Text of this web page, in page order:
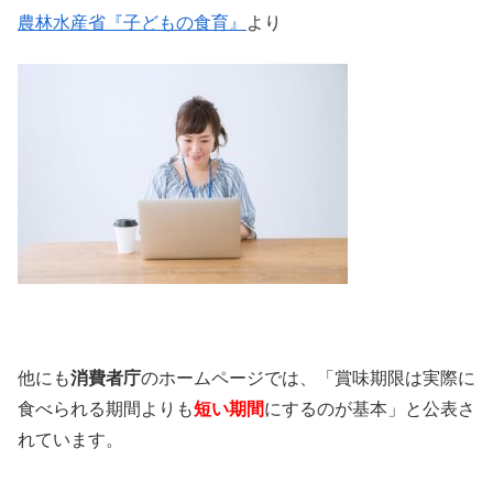
農林水産省『子どもの食育』 より
他にも消費者庁のホームページでは、「賞味期限は実際に
食べられる期間よりも短い期間にするのが基本」と公表さ
れています。